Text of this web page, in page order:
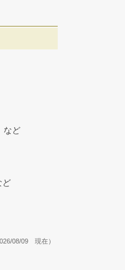
など
ど
08/09 現在）